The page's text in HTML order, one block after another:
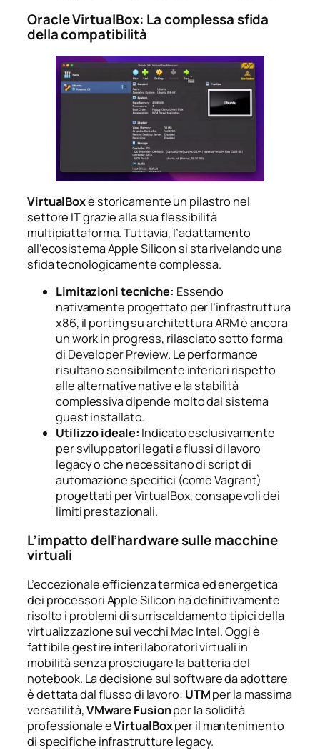
Oracle VirtualBox: La complessa sfida
della compatibilità
VirtualBoxè storicamente un pilastro nel
settore IT grazie alla sua flessibilità
multipiattaforma. Tuttavia, l’adattamento
all’ecosistema Apple Silicon si sta rivelando una
sfida tecnologicamente complessa.
Limitazioni tecniche: Essendo
nativamente progettato per l’infrastruttura
x86, il porting su architettura ARM è ancora
un work in progress, rilasciato sotto forma
di Developer Preview. Le performance
risultano sensibilmente inferiori rispetto
alle alternative native e la stabilità
complessiva dipende molto dal sistema
guest installato.
Utilizzo ideale: Indicato esclusivamente
per sviluppatori legati a flussi di lavoro
legacy o che necessitano di script di
automazione specifici (come Vagrant)
progettati per VirtualBox, consapevoli dei
limiti prestazionali.
L’impatto dell’hardware sulle macchine
virtuali
L’eccezionale efficienza termica ed energetica
dei processori Apple Silicon ha definitivamente
risolto i problemi di surriscaldamento tipici della
virtualizzazione sui vecchi Mac Intel. Oggi è
fattibile gestire interi laboratori virtuali in
mobilità senza prosciugare la batteria del
notebook. La decisione sul software da adottare
è dettata dal flusso di lavoro: UTMper la massima
versatilità,VMware Fusionper la solidità
professionale eVirtualBoxper il mantenimento
di specifiche infrastrutture legacy.